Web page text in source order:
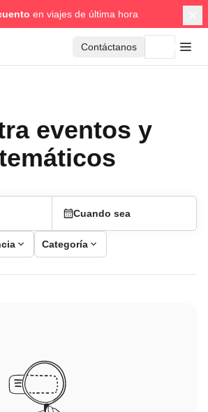
en viajes de última hora
Contáctanos
eventos y
Cuando sea
Categoría